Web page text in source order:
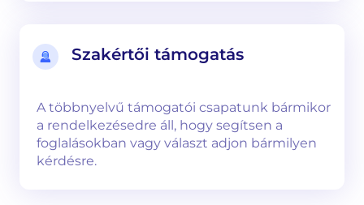
Szakértői támogatás
A többnyelvű támogatói csapatunk bármikor
a rendelkezésedre áll, hogy segítsen a
foglalásokban vagy választ adjon bármilyen
kérdésre.